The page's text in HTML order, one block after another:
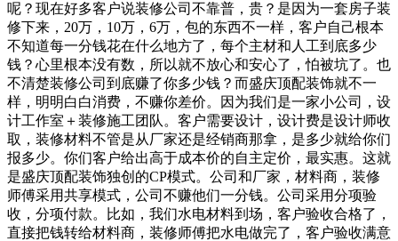
呢？现在好多客户说装修公司不靠普，贵？是因为一套房子装
修下来，20万，10万，6万，包的东西不一样，客户自己根本
不知道每一分钱花在什么地方了，每个主材和人工到底多少
钱？心里根本没有数，所以就不放心和安心了，怕被坑了。也
不清楚装修公司到底赚了你多少钱？而盛庆顶配装饰就不一
样，明明白白消费，不赚你差价。因为我们是一家小公司，设
计工作室＋装修施工团队。客户需要设计，设计费是设计师收
取，装修材料不管是从厂家还是经销商那拿，是多少就给你们
报多少。你们客户给出高于成本价的自主定价，最实惠。这就
是盛庆顶配装饰独创的CP模式。公司和厂家，材料商，装修
师傅采用共享模式，公司不赚他们一分钱。公司采用分项验
收，分项付款。比如，我们水电材料到场，客户验收合格了，
直接把钱转给材料商，装修师傅把水电做完了，客户验收满意